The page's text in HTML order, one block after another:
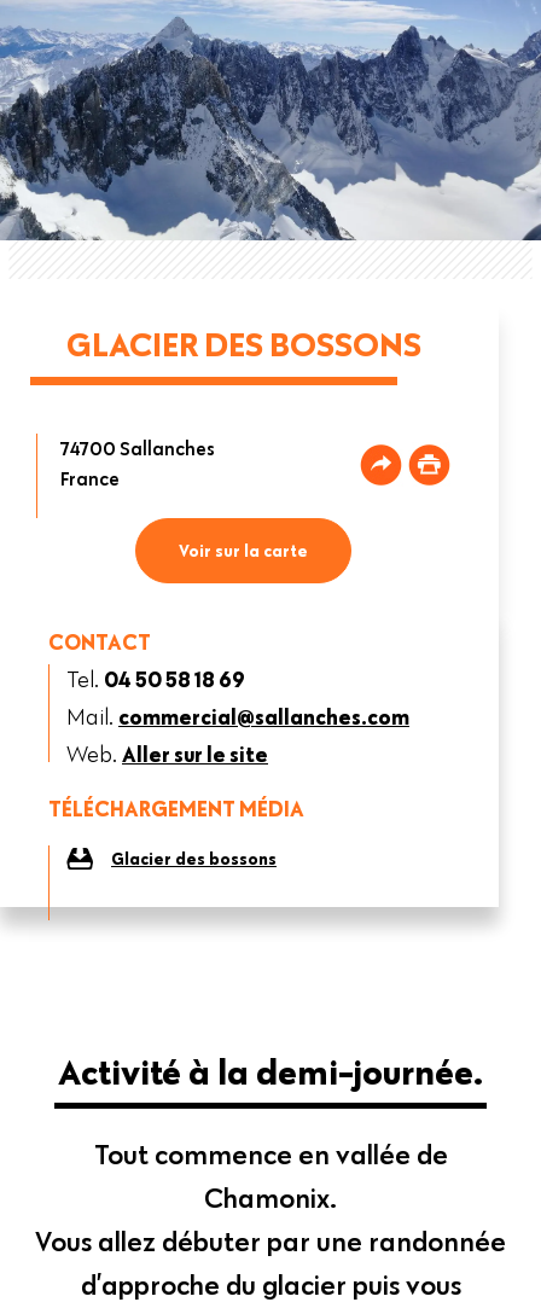
GLACIER DES BOSSONS
74700 Sallanches
France
Voir sur la carte
CONTACT
Tel. 04 50 58 18 69
Mail. commercial@sallanches.com
Web. Aller sur le site
TÉLÉCHARGEMENT MÉDIA
Glacier des bossons
Activité à la demi-journée.
Tout commence en vallée de
Chamonix.
Vous allez débuter par une randonnée
d’approche du glacier puis vous